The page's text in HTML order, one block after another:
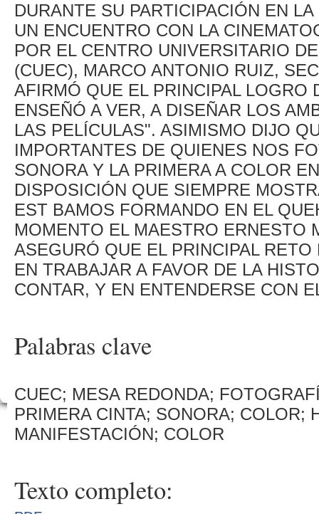
DURANTE SU PARTICIPACIÓN EN
UN ENCUENTRO CON LA
POR EL CENTRO UNIVERSITARIO
(CUEC), MARCO ANTONIO RUIZ,
AFIRMÓ QUE EL PRINCIPAL LOGRO
ENSEÑÓ A VER, A DISEÑAR LOS
LAS PELÍCULAS". ASIMISMO DIJO
IMPORTANTES DE QUIENES NOS
SONORA Y LA PRIMERA A COLOR
DISPOSICIÓN QUE SIEMPRE
EST BAMOS FORMANDO EN EL
MOMENTO EL MAESTRO ERNESTO
ASEGURÓ QUE EL PRINCIPAL
EN TRABAJAR A FAVOR DE LA
CONTAR, Y EN ENTENDERSE CON
Palabras clave
CUEC; MESA REDONDA;
PRIMERA CINTA; SONORA; COLOR;
MANIFESTACIÓN; COLOR
Texto completo: